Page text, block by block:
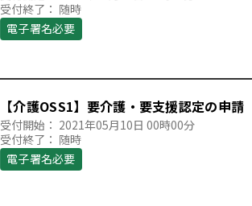
受付終了： 随時
電子署名必要
【介護OSS1】要介護・要支援認定の申請
受付開始： 2021年05月10日 00時00分
受付終了： 随時
電子署名必要